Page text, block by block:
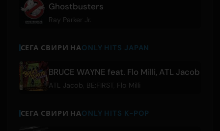
Ghostbusters
Ray Parker Jr.
СЕГА СВИРИ НАONLY HITS JAPAN
BRUCE WAYNE feat. Flo Milli, ATL Jacob
ATL Jacob BE:FIRST, Flo Milli
СЕГА СВИРИ НАONLY HITS K-POP